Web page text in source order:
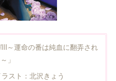
Ⅲ～運命の番は純血に翻弄され
」
スト：北沢きょう